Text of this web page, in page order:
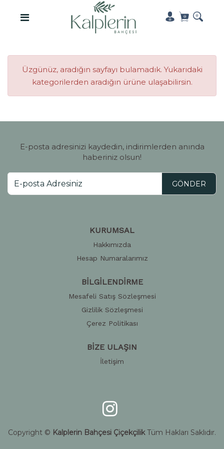
Üzgünüz, aradığın sayfayı bulamadık. Yukarıdaki
kategorilerden aradığın ürüne ulaşabilirsin.
E-posta adresinizi kaydedin, indirimlerden anında
haberiniz olsun!
GÖNDER
KURUMSAL
Hakkımızda
Hesap Numaralarımız
BİLGİLENDİRME
Mesafeli Satış Sözleşmesi
Gizlilik Sözleşmesi
Çerez Politikası
BİZE ULAŞIN
İletişim
Copyright © Kalplerin Bahçesi ÇiçekçilikTüm Hakları Saklıdır.